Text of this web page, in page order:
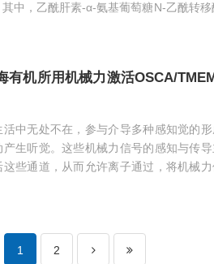
中，乙酰肝素-α-氨基葡萄糖N-乙酰转移
有机所用机械力激活OSCA/
活中无处不在，参与介导多种感知觉的
产生听觉。这些机械力信号的感知与传
些通道，从而允许离子通过，将机械
1 2